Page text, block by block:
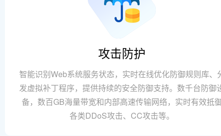
攻击防护
智能识别Web系统服务状态，实时在线优化防御规则库、
发虚拟补丁程序，提供持续的安全防御支持。数千台防御
备，数百GB海量带宽和内部高速传输网络，实时有效抵
各类DDoS攻击、CC攻击等。